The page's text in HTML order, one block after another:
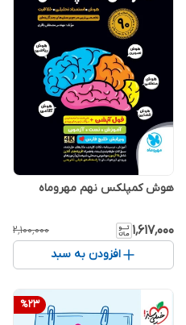
هوش کمپلکس نهم مهروماه
۱٬۶۱۷٬۰۰۰ ۲٬۱۰۰٬۰۰۰
افزودن به سبد
%23